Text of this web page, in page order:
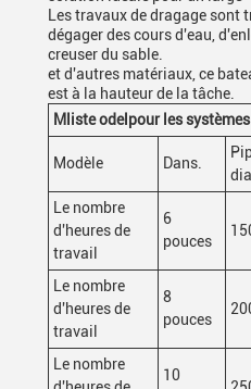
Les travaux de dragage
dégager des cours d'eau,
creuser du sable.
et d'autres matériaux, ce
est à la hauteur de la tâche.
M liste odel pour les
Modèle Dans.
Le nombre
d'heures de
travail
6
pouces
Le nombre
d'heures de
travail
8
pouces
Le nombre
10